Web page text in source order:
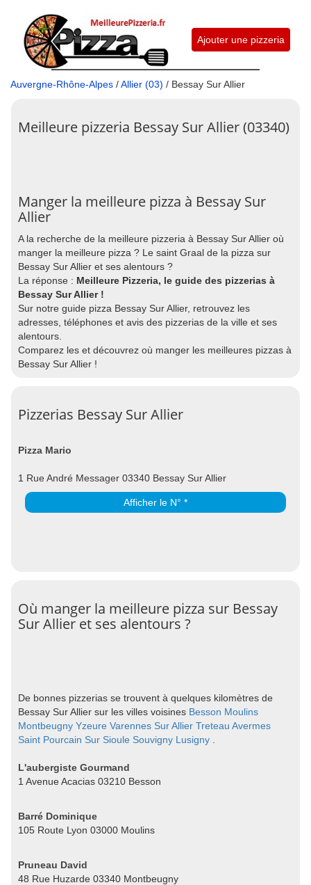
Ajouter une pizzeria
Auvergne-Rhône-Alpes /Allier (03) / Bessay Sur Allier
Meilleure pizzeria Bessay Sur Allier (03340)
Manger la meilleure pizza à Bessay Sur
Allier
A la recherche de la meilleure pizzeria à Bessay Sur Allier où
manger la meilleure pizza ? Le saint Graal de la pizza sur
Bessay Sur Allier et ses alentours ?
La réponse : Meilleure Pizzeria, le guide des pizzerias à
Bessay Sur Allier !
Sur notre guide pizza Bessay Sur Allier, retrouvez les
adresses, téléphones et avis des pizzerias de la ville et ses
alentours.
Comparez les et découvrez où manger les meilleures pizzas à
Bessay Sur Allier !
Pizzerias Bessay Sur Allier
Pizza Mario
1 Rue André Messager 03340 Bessay Sur Allier
Afficher le N° *
Où manger la meilleure pizza sur Bessay
Sur Allier et ses alentours ?
De bonnes pizzerias se trouvent à quelques kilomètres de
Bessay Sur Allier sur les villes voisines Besson Moulins
Montbeugny Yzeure Varennes Sur Allier Treteau Avermes
Saint Pourcain Sur Sioule Souvigny Lusigny
L'aubergiste Gourmand
1 Avenue Acacias 03210 Besson
Barré Dominique
105 Route Lyon 03000 Moulins
Pruneau David
48 Rue Huzarde 03340 Montbeugny